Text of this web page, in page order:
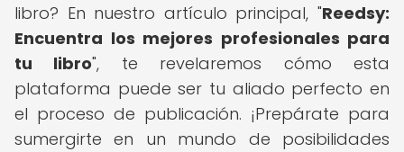
libro? En nuestro artículo principal, "Reedsy:
Encuentra los mejores profesionales para
tu libro", te revelaremos cómo esta
plataforma puede ser tu aliado perfecto en
el proceso de publicación. ¡Prepárate para
sumergirte en un mundo de posibilidades